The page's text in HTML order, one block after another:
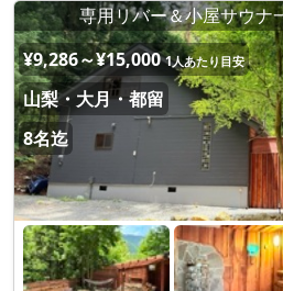
専用リバー＆小屋サウナ
¥9,286～¥15,000 1人あたり目安
山梨・大月・都留
8名迄